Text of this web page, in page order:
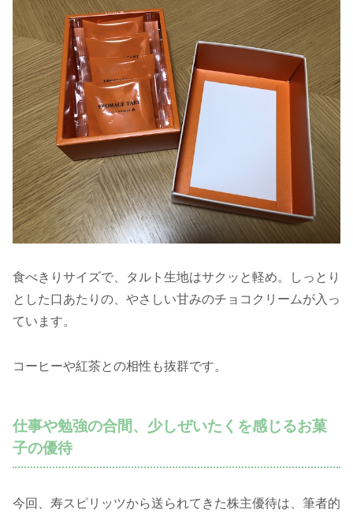
食べきりサイズで、タルト生地はサクッと軽め。しっとり
とした口あたりの、やさしい甘みのチョコクリームが入っ
ています。
コーヒーや紅茶との相性も抜群です。
仕事や勉強の合間、少しぜいたくを感じるお菓
子の優待
今回、寿スピリッツから送られてきた株主優待は、筆者的